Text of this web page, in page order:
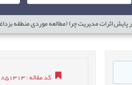
اثرات مدیریت چرا (مطالعه موردی منطقه
کد مقاله: 1404060851313